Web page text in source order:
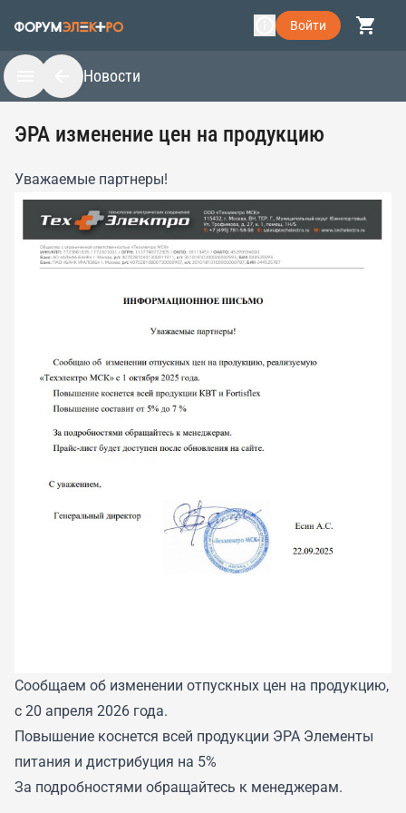
Войти
Новости
ЭРА изменение цен на продукцию
Уважаемые партнеры!
Сообщаем об изменении отпускных цен на продукцию,
с 20 апреля 2026 года.
Повышение коснется всей продукции ЭРА Элементы
питания и дистрибуция на 5%
За подробностями обращайтесь к менеджерам.